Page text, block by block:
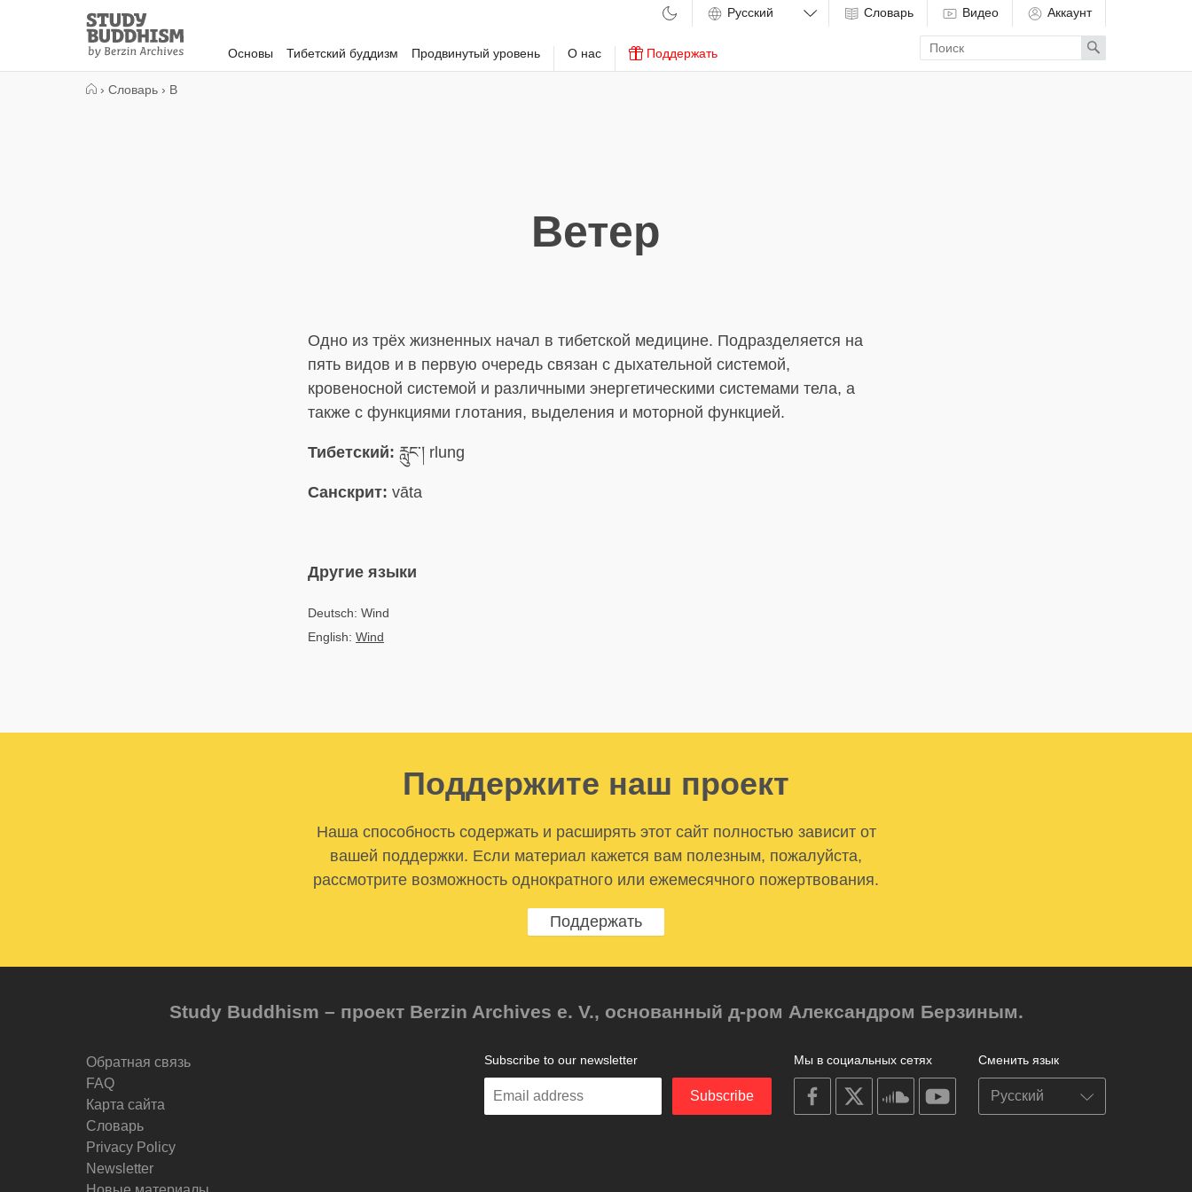
Study
Buddhism
Home
Основы Тибетский буддизм Продвинутый уровень О нас Поддержать
Словарь Видео Аккаунт
Enter
search
term
Search
› Словарь › В
Ветер
Одно из трёх жизненных начал в тибетской медицине. Подразделяется на
пять видов и в первую очередь связан с дыхательной системой,
кровеносной системой и различными энергетическими системами тела, а
также с функциями глотания, выделения и моторной функцией.
Тибетский: རླུང་། rlung
Санскрит: vāta
Другие языки
Deutsch: Wind
English: Wind
Поддержите наш проект
Наша способность содержать и расширять этот сайт полностью зависит от
вашей поддержки. Если материал кажется вам полезным, пожалуйста,
рассмотрите возможность однократного или ежемесячного пожертвования.
Поддержать
Study Buddhism – проект Berzin Archives e. V., основанный д-ром Александром Берзиным.
Обратная связь
FAQ
Карта сайта
Словарь
Privacy Policy
Newsletter
Сменить язык
Мы в социальных сетях
on
facebook
on
on
soundcloudyoutube
Subscribe to our newsletter
Enter
Subscribe